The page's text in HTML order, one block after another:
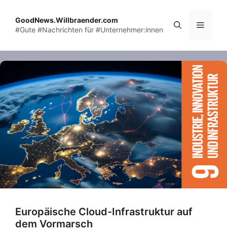
content
GoodNews.Willbraender.com
#Gute #Nachrichten für #Unternehmer:innen
Menu
Europäische Cloud-Infrastruktur auf
dem Vormarsch